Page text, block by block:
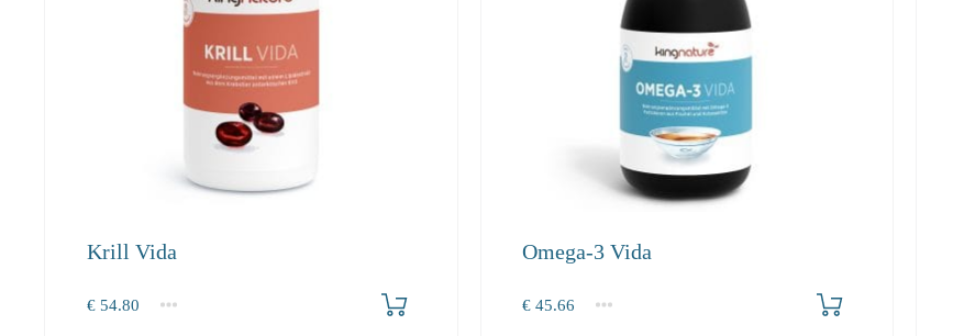
Krill Vida
€54.80
1 2-3
Omega-3 Vida
€ 45.66
1 2-3